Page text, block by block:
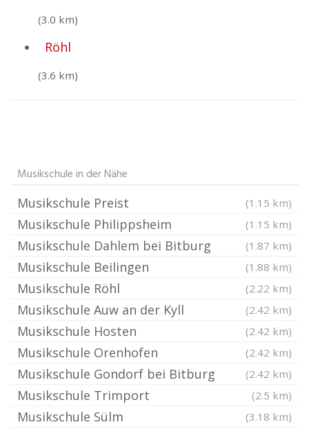
(3.0 km)
Röhl
(3.6 km)
Musikschule in der Nähe
Musikschule Preist (1.15 km)
Musikschule Philippsheim (1.15 km)
Musikschule Dahlem bei Bitburg (1.87 km)
Musikschule Beilingen (1.88 km)
Musikschule Röhl (2.22 km)
Musikschule Auw an der Kyll (2.42 km)
Musikschule Hosten (2.42 km)
Musikschule Orenhofen (2.42 km)
Musikschule Gondorf bei Bitburg (2.42 km)
Musikschule Trimport (2.5 km)
Musikschule Sülm (3.18 km)